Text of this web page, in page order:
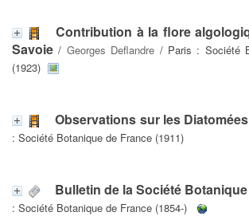
Contribution à la flore
Savoie / Georges Deflandre / Paris : Société
(1923)
Observations sur les Diatomées
: Société Botanique de France (1911)
Bulletin de la Société
: Société Botanique de France (1854-)